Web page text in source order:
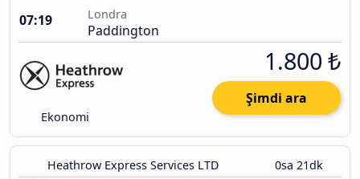
07:19
Londra
Paddington
Ekonomi
1.800 ₺
Şimdi ara
Heathrow Express Services LTD 0sa 21dk